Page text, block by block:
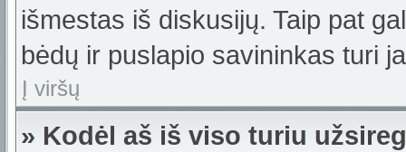
išmestas iš diskusijų. Taip pat
bėdų ir puslapio savininkas turi
Į viršų
» Kodėl aš iš viso turiu